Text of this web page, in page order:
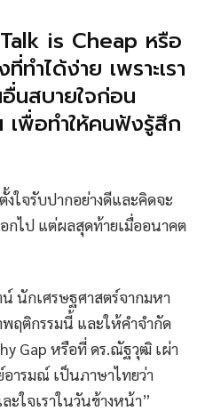
is Cheap หรือ
ทำได้ง่าย เพราะเรา
นสบายใจก่อน
เพื่อทำให้คนฟังรู้สึก
ใจรับปากอย่างดีและคิดจะ
ไป แต่ผลสุดท้ายเมื่ออนาคต
นักเศรษฐศาสตร์จากมหา
ฤติกรรมนี้ และให้คำจำกัด
Gap หรือที่ ดร.ณัฐวุฒิ เผ่า
ารมณ์ เป็นภาษาไทยว่า
ะใจเราในวันข้างหน้า”